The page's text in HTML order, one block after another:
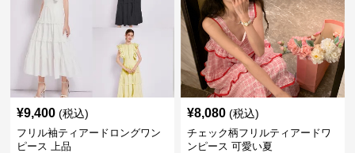
¥9,400 (税込)
フリル袖ティアードロングワン
ピース 上品
¥8,080 (税込)
チェック柄フリルティアードワ
ンピース 可愛い夏